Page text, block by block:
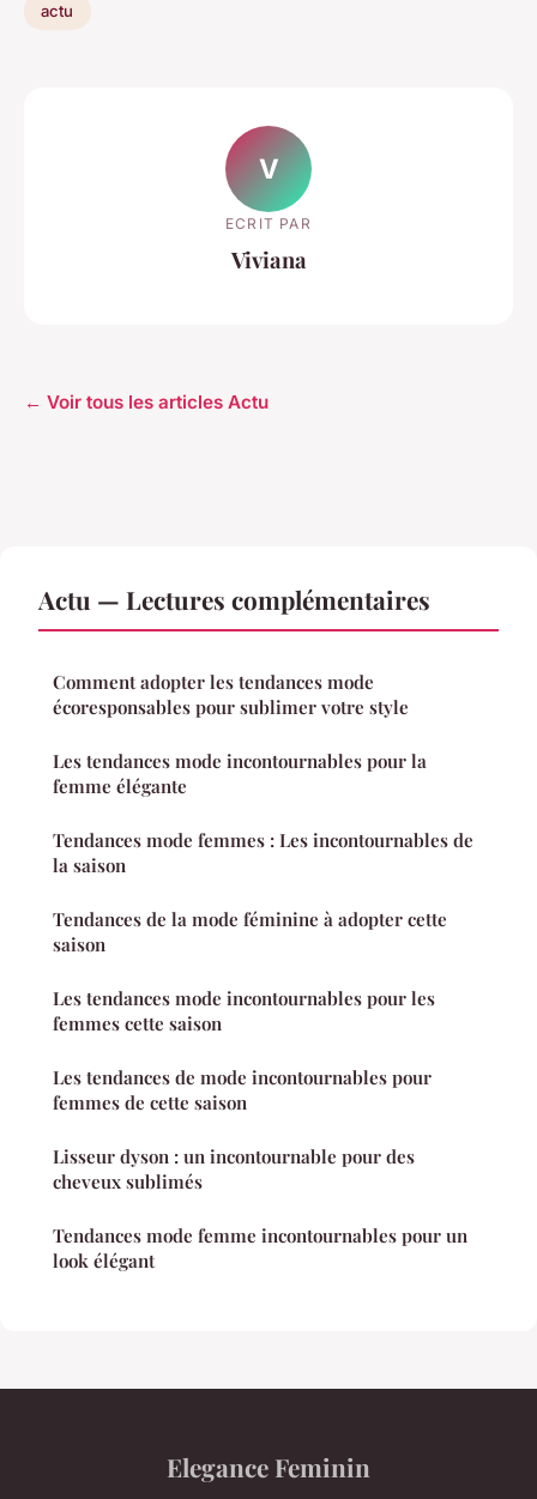
actu
V
ECRIT PAR
Viviana
← Voir tous les articles Actu
Actu — Lectures complémentaires
Comment adopter les tendances mode
écoresponsables pour sublimer votre style
Les tendances mode incontournables pour la
femme élégante
Tendances mode femmes : Les incontournables de
la saison
Tendances de la mode féminine à adopter cette
saison
Les tendances mode incontournables pour les
femmes cette saison
Les tendances de mode incontournables pour
femmes de cette saison
Lisseur dyson : un incontournable pour des
cheveux sublimés
Tendances mode femme incontournables pour un
look élégant
Elegance Feminin